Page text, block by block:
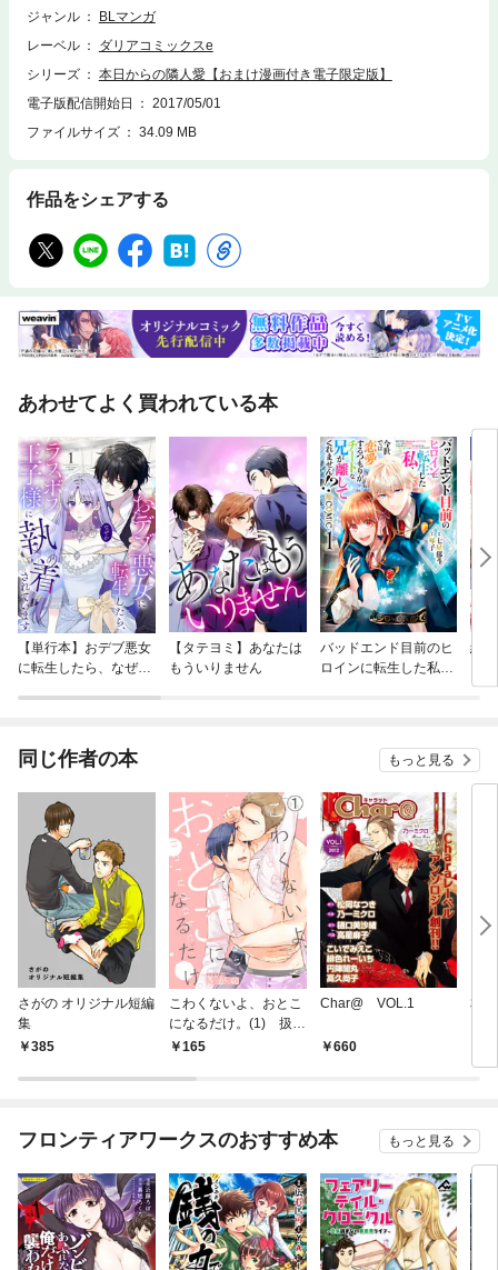
ジャンル
BLマンガ
レーベル
ダリアコミックスe
シリーズ
本日からの隣人愛【おまけ漫画付き電子限定版】
電子版配信開始日
2017/05/01
ファイルサイズ
34.09 MB
作品をシェアする
あわせてよく買われている本
【単行本】おデブ悪女
に転生したら、なぜか
【タテヨミ】あなたは
もういりません
バッドエンド目前のヒ
ロインに転生した私、
結
同じ作者の本 もっと見る
さがの オリジナル短編
集
385
こわくないよ、おとこ
になるだけ。(1) 扱き
あいで初めてのオナニ
がらイかされちゃう
165
Char@ VOL.1
660
本
フロンティアワークスのおすすめ本 もっと見る